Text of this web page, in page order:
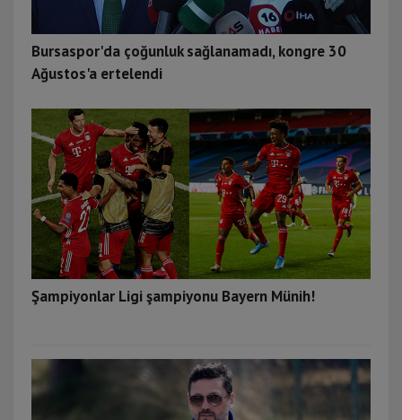
Bursaspor'da çoğunluk sağlanamadı, kongre 30
Ağustos'a ertelendi
Şampiyonlar Ligi şampiyonu Bayern Münih!